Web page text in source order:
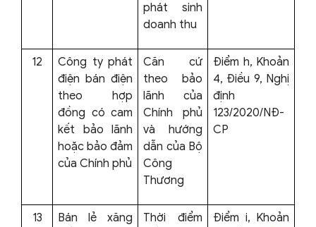
phát sinh
doanh thu
12
Công ty phát
điện bán điện
theo hợp
đồng có cam
kết bảo lãnh
hoặc bảo đảm
của Chính phủ
Căn cứ
theo bảo
lãnh của
Chính phủ
và hướng
dẫn của Bộ
Công
Thương
Điểm h, Khoản
4, Điều 9, Nghị
định
123/2020/NĐ-
CP
13
Bán lẻ xăng
Thời điểm
Điểm i, Khoản